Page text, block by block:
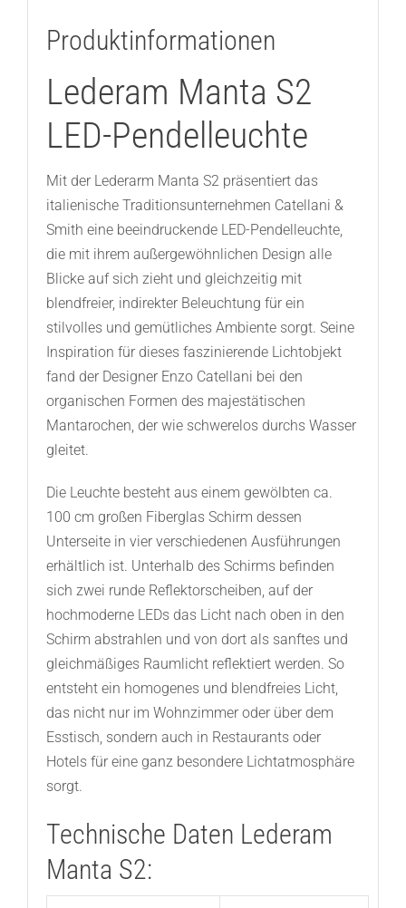
Produktinformationen
Lederam Manta S2
LED-Pendelleuchte
Mit der Lederarm Manta S2 präsentiert das
italienische Traditionsunternehmen Catellani &
Smith eine beeindruckende LED-Pendelleuchte,
die mit ihrem außergewöhnlichen Design alle
Blicke auf sich zieht und gleichzeitig mit
blendfreier, indirekter Beleuchtung für ein
stilvolles und gemütliches Ambiente sorgt. Seine
Inspiration für dieses faszinierende Lichtobjekt
fand der Designer Enzo Catellani bei den
organischen Formen des majestätischen
Mantarochen, der wie schwerelos durchs Wasser
gleitet.
Die Leuchte besteht aus einem gewölbten ca.
100 cm großen Fiberglas Schirm dessen
Unterseite in vier verschiedenen Ausführungen
erhältlich ist. Unterhalb des Schirms befinden
sich zwei runde Reflektorscheiben, auf der
hochmoderne LEDs das Licht nach oben in den
Schirm abstrahlen und von dort als sanftes und
gleichmäßiges Raumlicht reflektiert werden. So
entsteht ein homogenes und blendfreies Licht,
das nicht nur im Wohnzimmer oder über dem
Esstisch, sondern auch in Restaurants oder
Hotels für eine ganz besondere Lichtatmosphäre
sorgt.
Technische Daten Lederam
Manta S2: